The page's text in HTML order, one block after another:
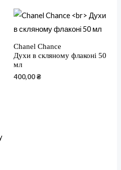
Chanel Chance
Духи в скляному флаконі 50
мл
400,00₴